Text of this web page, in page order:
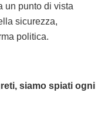
un punto di vista
sicurezza,
politica.
siamo spiati ogni